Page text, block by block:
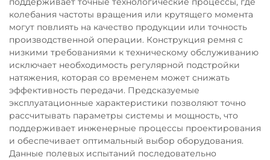
колебания частоты вращения или крутящего момента
могут повлиять на качество продукции или точность
производственной операции. Конструкция ремня с
низкими требованиями к техническому обслуживанию
исключает необходимость регулярной подстройки
натяжения, которая со временем может снижать
эффективность передачи. Предсказуемые
эксплуатационные характеристики позволяют точно
рассчитывать параметры системы и мощность, что
поддерживает инженерные процессы проектирования
и обеспечивает оптимальный выбор оборудования.
Данные полевых испытаний последовательно